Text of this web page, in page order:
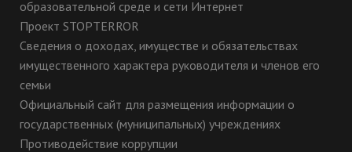
образовательной среде и сети Интернет
Проект STOPTERROR
Сведения о доходах, имуществе и обязательствах
имущественного характера руководителя и членов его
семьи
Официальный сайт для размещения информации о
государственных (муниципальных) учреждениях
Противодействие коррупции